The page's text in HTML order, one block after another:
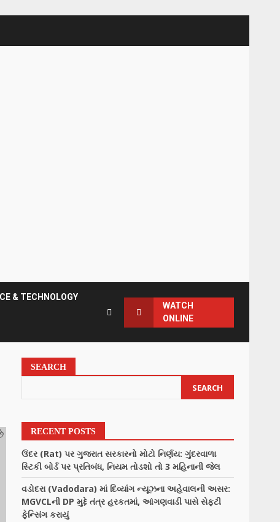
& TECHNOLOGY
WATCH
ONLINE
SEARCH
SEARCH
RECENT POSTS
ઉંદર (Rat) પર ગુજરાત સરકારનો મોટો નિર્ણય: ગુંદરવાળા
સ્ટિકી બોર્ડ પર પ્રતિબંધ, નિયમ તોડશો તો 3 મહિનાની જેલ
વડોદરા (Vadodara) માં દિવ્યાંગ ન્યૂઝના અહેવાલની અસર:
MGVCLની DP મુદ્દે તંત્ર હરકતમાં, આંગણવાડી પાસે સેફ્ટી
ફેન્સિંગ કરાયું